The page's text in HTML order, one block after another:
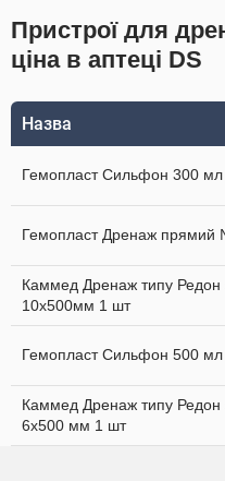
Пристрої для
ціна в аптеці DS
Назва
Гемопласт Сильфон 300
Гемопласт Дренаж прямий
Каммед Дренаж типу
10x500мм 1 шт
Гемопласт Сильфон 500
Каммед Дренаж типу
6х500 мм 1 шт